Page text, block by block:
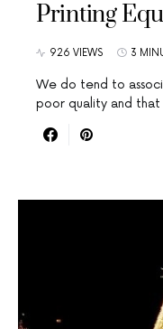
Printing
926 VIEWS 3
We do tend to
poor quality and